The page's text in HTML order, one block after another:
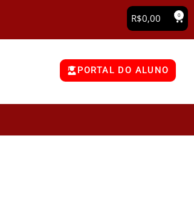
R$0,00 0
PORTAL DO ALUNO